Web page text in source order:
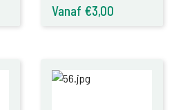
Vanaf €3,00